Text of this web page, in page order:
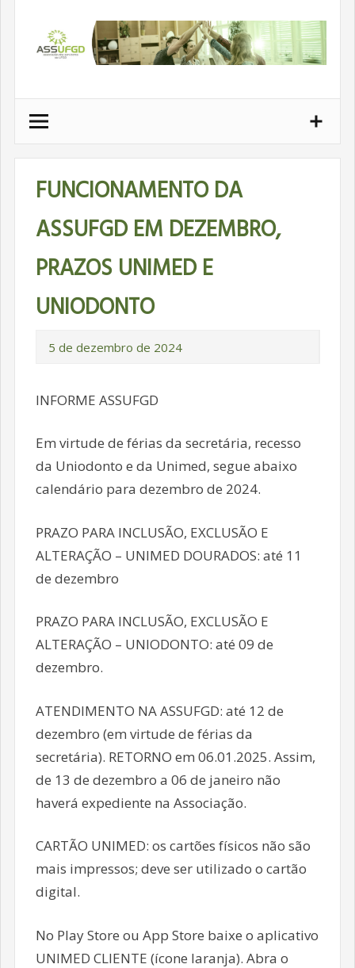
conteúdo
FUNCIONAMENTO DA
ASSUFGD EM DEZEMBRO,
PRAZOS UNIMED E
UNIODONTO
5 de dezembro de 2024
INFORME ASSUFGD
Em virtude de férias da secretária, recesso
da Uniodonto e da Unimed, segue abaixo
calendário para dezembro de 2024.
PRAZO PARA INCLUSÃO, EXCLUSÃO E
ALTERAÇÃO – UNIMED DOURADOS: até 11
de dezembro
PRAZO PARA INCLUSÃO, EXCLUSÃO E
ALTERAÇÃO – UNIODONTO: até 09 de
dezembro.
ATENDIMENTO NA ASSUFGD: até 12 de
dezembro (em virtude de férias da
secretária). RETORNO em 06.01.2025. Assim,
de 13 de dezembro a 06 de janeiro não
haverá expediente na Associação.
CARTÃO UNIMED: os cartões físicos não são
mais impressos; deve ser utilizado o cartão
digital.
No Play Store ou App Store baixe o aplicativo
UNIMED CLIENTE (ícone laranja). Abra o